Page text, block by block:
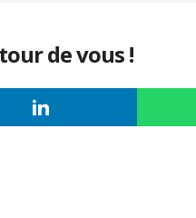
de vous !